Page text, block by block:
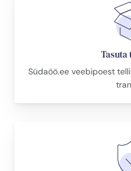
Südaöö.ee veebipoest